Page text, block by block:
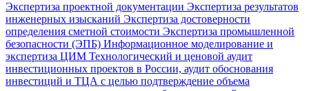
Экспертиза проектной документации Экспертиза результатов
инженерных изысканий Экспертиза достоверности
определения сметной стоимости Экспертиза промышленной
безопасности (ЭПБ) Информационное моделирование и
экспертиза ЦИМ Технологический и ценовой аудит
инвестиционных проектов в России, аудит обоснования
инвестиций и ТЦА с целью подтверждение объема